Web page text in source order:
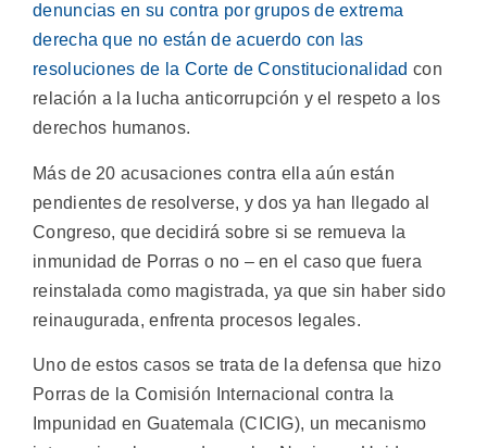
denuncias en su contra por grupos de extrema
derecha que no están de acuerdo con las
resoluciones de la Corte de Constitucionalidad con
relación a la lucha anticorrupción y el respeto a los
derechos humanos.
Más de 20 acusaciones contra ella aún están
pendientes de resolverse, y dos ya han llegado al
Congreso, que decidirá sobre si se remueva la
inmunidad de Porras o no – en el caso que fuera
reinstalada como magistrada, ya que sin haber sido
reinaugurada, enfrenta procesos legales.
Uno de estos casos se trata de la defensa que hizo
Porras de la Comisión Internacional contra la
Impunidad en Guatemala (CICIG), un mecanismo